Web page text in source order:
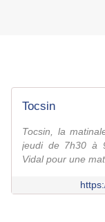
Tocsin
Tocsin, la
jeudi de 7h30 à
Vidal pour une